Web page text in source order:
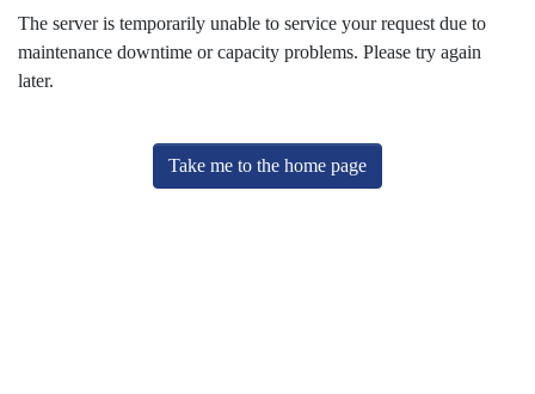
The server is temporarily unable to service your request due to
maintenance downtime or capacity problems. Please try again
later.
Take me to the home page